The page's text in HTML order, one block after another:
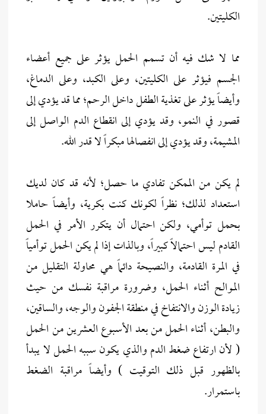
الكليتين.
مما لا شك فيه أن تسمم الحمل يؤثر على جميع أعضاء
الجسم فيؤثر على الكليتين، وعلى الكبد، وعلى الدماغ،
وأيضاً يؤثر على تغذية الطفل داخل الرحم؛ مما قد يؤدي إلى
قصور في النمو، وقد يؤدي إلى انقطاع الدم الواصل إلى
المشيمة، وقد يؤدي إلى انفصالها مبكراً لا قدر الله.
لم يكن من الممكن تفادي ما حصل؛ لأنه قد كان لديك
استعداد لذلك؛ نظراً لكونك كنت بكرية، وأيضاً حاملا
بحمل توأمي، ولكن احتمال أن يتكرر الأمر في الحمل
القادم ليس احتمالاً كبيراً، وبالذات إذا لم يكن الحمل توأمياً
في المرة القادمة، والنصيحة دائماً هي محاولة التقليل من
الموالح أثناء الحمل، وضرورة مراقبة نفسك من حيث
زيادة الوزن والانتفاخ في منطقة الجفون والوجه، والساقين،
والبطن، أثناء الحمل من بعد الأسبوع العشرين من الحمل
( لأن ارتفاع ضغط الدم والذي يكون سببه الحمل لا يبدأ
بالظهور قبل ذلك التوقيت ) وأيضاً مراقبة الضغط
باستمرار.